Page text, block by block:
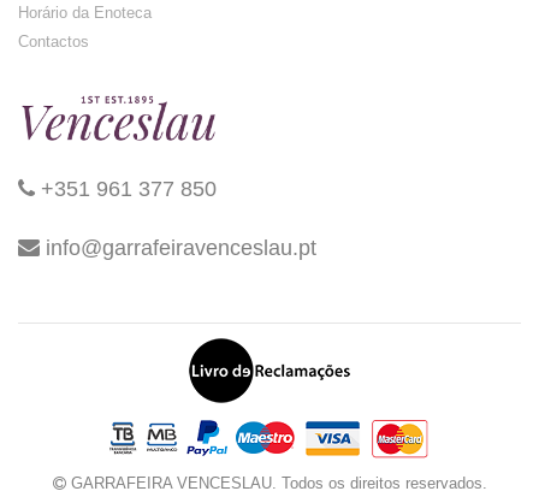
Horário da Enoteca
Contactos
+351 961 377 850
info@garrafeiravenceslau.pt
GARRAFEIRA VENCESLAU. Todos os direitos reservados.